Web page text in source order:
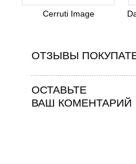
Cerruti Image
ОТЗЫВЫ
ОСТАВЬТЕ
ВАШ КОМЕНТАРИЙ